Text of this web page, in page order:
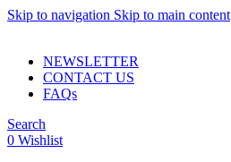
Skip to navigation Skip to main content
NEWSLETTER
CONTACT US
FAQs
Search
0 Wishlist